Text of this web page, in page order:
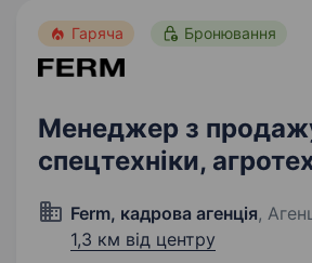
Гаряча Бронювання
Менеджер з
спецтехніки,
Ferm, кадрова агенція,
1,3 км від центру